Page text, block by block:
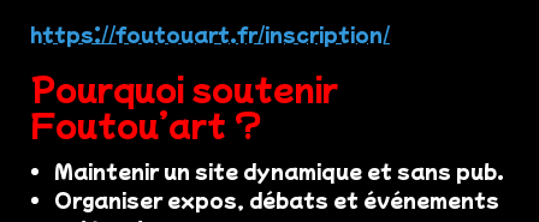
https://foutouart.fr/inscription/
Pourquoi soutenir
Foutou’art ?
Maintenir un site dynamique et sans pub.
Organiser expos, débats et événements